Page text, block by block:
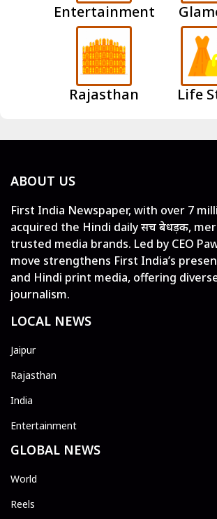
Entertainment
Rajasthan Life
ABOUT US
First India Newspaper, with over 7
acquired the Hindi daily सच बेधड़क,
trusted media brands. Led by CEO
move strengthens First India’s
and Hindi print media, offering
journalism.
LOCAL NEWS
Jaipur
Rajasthan
India
Entertainment
GLOBAL NEWS
World
Reels